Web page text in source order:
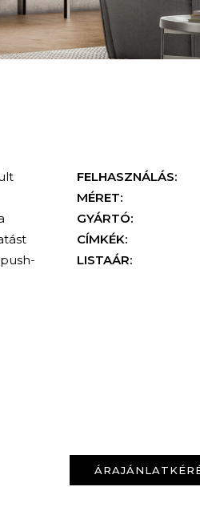
FELHASZNÁLÁS:
MÉRET:
GYÁRTÓ:
CÍMKÉK:
LISTAÁR: